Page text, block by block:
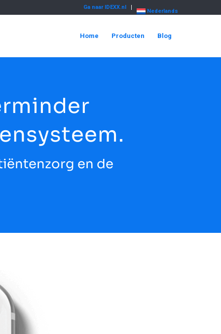
Ga naar IDEXX.nl
Nederlands
Home Producten Blog
en de